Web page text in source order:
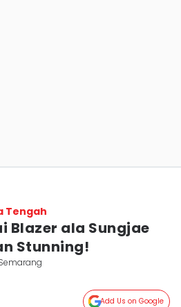
Tengah
Blazer ala Sungjae
Stunning!
Add Us on Google